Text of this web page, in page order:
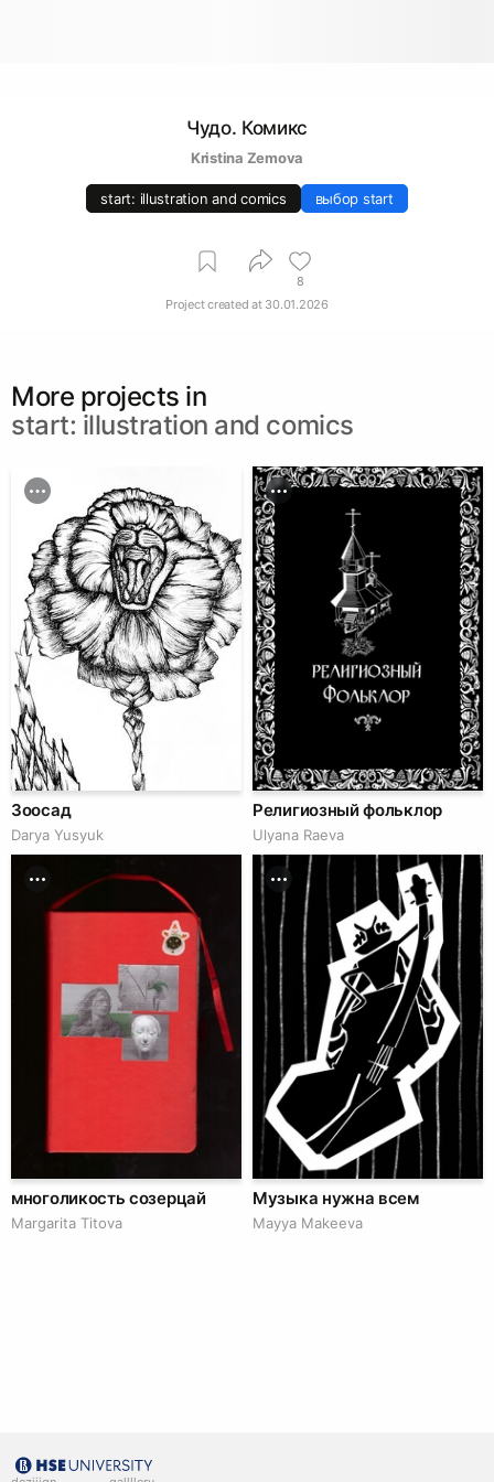
Чудо. Комикс
Kristina Zemova
start: illustration and comics выбор start
8
Project created at 30.01.2026
More projects in
start: illustration and comics
Зоосад
Darya Yusyuk
Религиозный фольклор
Ulyana Raeva
многоликость созерцай
Margarita Titova
Музыка нужна всем
Mayya Makeeva